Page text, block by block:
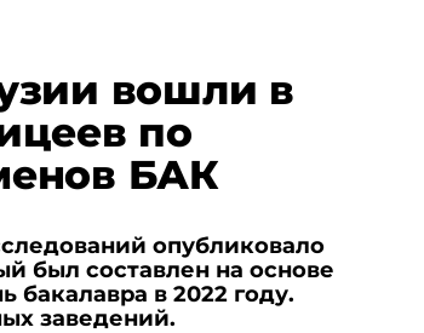
вошли в
по
БАК
опубликовало
был составлен на основе
бакалавра в 2022 году.
заведений.